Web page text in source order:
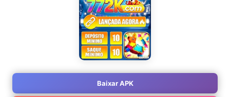
Baixar APK